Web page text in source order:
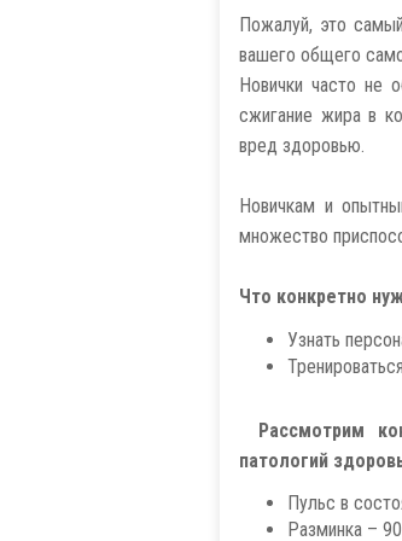
Пожалуй, это
вашего общего
Новички часто не
сжигание жира в
вред здоровью.
Новичкам и
множество
Что конкретно
Узнать
Рассмотрим
патологий
Пульс в
Разминка –